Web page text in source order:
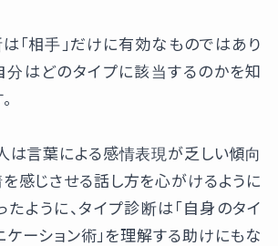
は「相手」だけに有効なものではあり
分はどのタイプに該当するのかを知
人は言葉による感情表現が乏しい傾向
を感じさせる話し方を心がけるように
たように、タイプ診断は「自身のタイ
ケーション術」を理解する助けにもな